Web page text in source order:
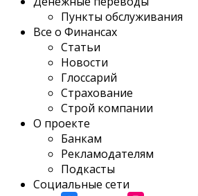
Пункты обслуживания
Все о Финансах
Статьи
Новости
Глоссарий
Страхование
Строй компании
О проекте
Банкам
Рекламодателям
Подкасты
Социальные сети